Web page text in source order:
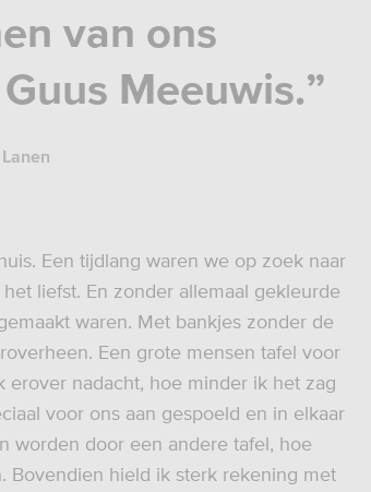
van ons
Meeuwis.”
Een tijdlang waren we op zoek naar
liefst. En zonder allemaal gekleurde
waren. Met bankjes zonder de
Een grote mensen tafel voor
nadacht, hoe minder ik het zag
voor ons aan gespoeld en in elkaar
worden door een andere tafel, hoe
Bovendien hield ik sterk rekening met